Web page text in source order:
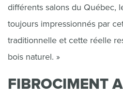
différents salons du Québec,
toujours impressionnés par
traditionnelle et cette réelle
bois naturel. »
FIBROCIMENT